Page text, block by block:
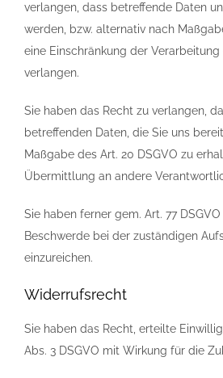
verlangen, dass betreffende Daten
werden, bzw. alternativ nach
eine Einschränkung der
verlangen.
Sie haben das Recht zu verlangen,
betreffenden Daten, die Sie uns
Maßgabe des Art. 20 DSGVO zu
Übermittlung an andere
Sie haben ferner gem. Art. 77
Beschwerde bei der zuständigen
einzureichen.
Widerrufsrecht
Sie haben das Recht, erteilte
Abs. 3 DSGVO mit Wirkung für die